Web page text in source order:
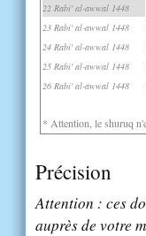
22 Rabi' al-awwal 1448
23 Rabi' al-awwal 1448
24 Rabi' al-awwal 1448
25 Rabi' al-awwal 1448
26 Rabi' al-awwal 1448
* Attention, le shuruq
Précision
Attention : ces
auprès de votre